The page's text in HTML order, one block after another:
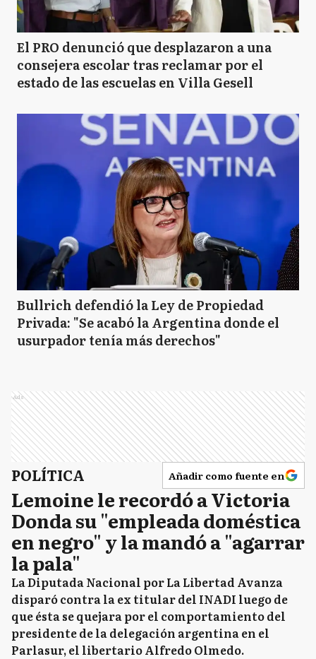
El PRO denunció que desplazaron a una
consejera escolar tras reclamar por el
estado de las escuelas en Villa Gesell
Bullrich defendió la Ley de Propiedad
Privada: "Se acabó la Argentina donde el
usurpador tenía más derechos"
Ads
POLÍTICA Añadir como fuente en
Lemoine le recordó a Victoria
Donda su "empleada doméstica
en negro" y la mandó a "agarrar
la pala"
La Diputada Nacional por La Libertad Avanza
disparó contra la ex titular del INADI luego de
que ésta se quejara por el comportamiento del
presidente de la delegación argentina en el
Parlasur, el libertario Alfredo Olmedo.